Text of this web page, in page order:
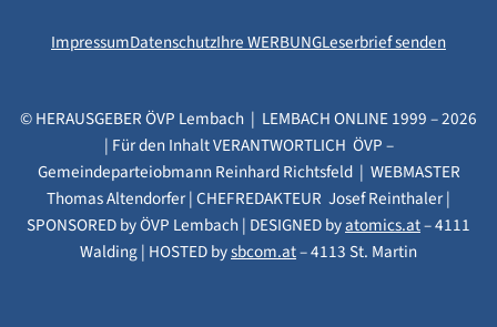
ImpressumDatenschutzIhre WERBUNGLeserbrief senden
© HERAUSGEBER ÖVP Lembach | LEMBACH ONLINE 1999 – 2026
| Für den Inhalt VERANTWORTLICH ÖVP –
Gemeindeparteiobmann Reinhard Richtsfeld | WEBMASTER
Thomas Altendorfer | CHEFREDAKTEUR Josef Reinthaler |
SPONSORED by ÖVP Lembach | DESIGNED byatomics.at– 4111
Walding | HOSTED bysbcom.at– 4113 St. Martin